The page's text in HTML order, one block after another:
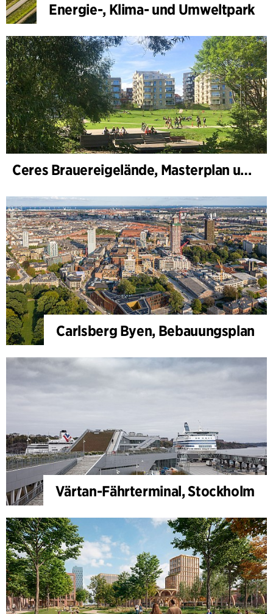
Energie-, Klima- und Umweltpark
Ceres Brauereigelände, Masterplan und Bebauungsplan
Carlsberg Byen, Bebauungsplan
Värtan-Fährterminal, Stockholm